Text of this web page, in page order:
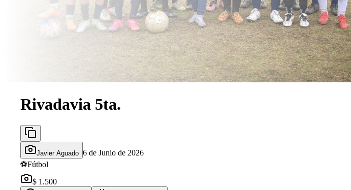
Rivadavia 5ta.
Javier Aguado 6 de Junio de 2026
⚽Fútbol
$ 1.500